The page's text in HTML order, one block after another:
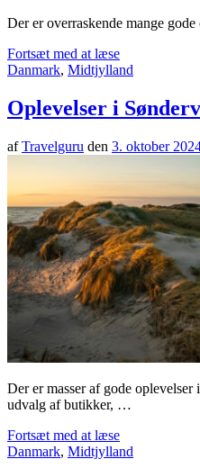
Der er overraskende mange
Fortsæt med at læse
Danmark, Midtjylland
Oplevelser i
afTravelguru den 3. oktober
Der er masser af gode
udvalg af butikker, …
Fortsæt med at læse
Danmark, Midtjylland